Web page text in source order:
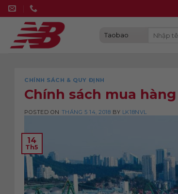
Skip
to
content
CHÍNH SÁCH & QUY ĐỊNH
Chính sách mua hàng
POSTED ON THÁNG 5 14, 2018 BY LK18NVL
14
Th5